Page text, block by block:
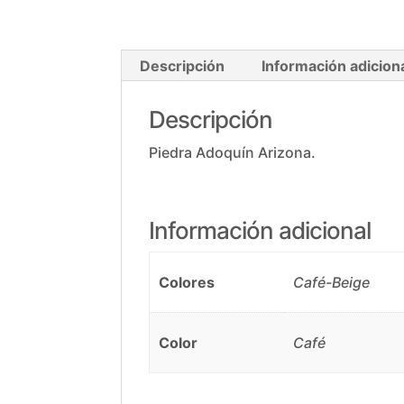
Descripción Información
Descripción
Piedra Adoquín Arizona.
Información adicional
Colores Café-Beige
Color Café